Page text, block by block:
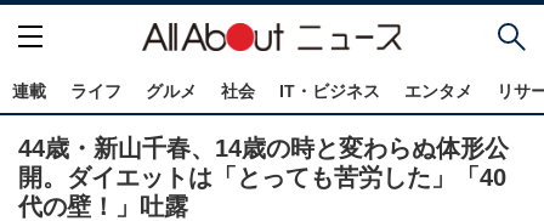
連載 ライフ グルメ 社会 IT・ビジネス エンタメ リサ
44歳・新山千春、14歳の時と変わらぬ体形公
開。ダイエットは「とっても苦労した」「40
代の壁！」吐露